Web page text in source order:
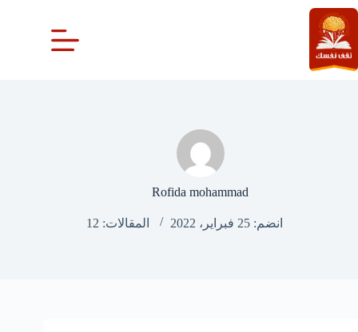
التجاوز
إلى
المحتوى
Rofida mohammad
انضم: 25 فبراير، 2022 المقالات: 12